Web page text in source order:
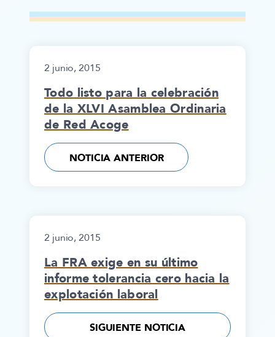
2 junio, 2015
Todo listo para la celebración
de la XLVI Asamblea Ordinaria
de Red Acoge
NOTICIA ANTERIOR
2 junio, 2015
La FRA exige en su último
informe tolerancia cero hacia la
explotación laboral
SIGUIENTE NOTICIA